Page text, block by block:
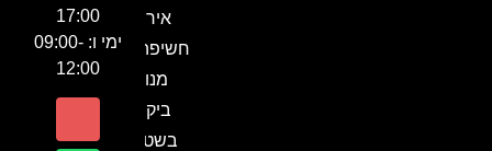
אירוע
חשיפה- זיו
מנור
ביקור
בשטח-
17:00
ימי ו: 09:00-
12:00